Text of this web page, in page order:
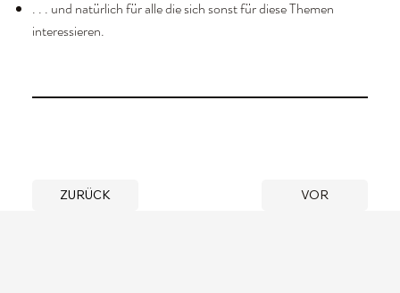
. . . und natürlich für alle die sich sonst für diese Themen
interessieren.
VOR
ZURÜCK